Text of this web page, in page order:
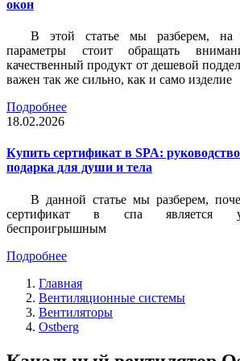
окон
В этой статье мы разберем, на
параметры стоит обращать
качественный продукт от дешевой
важен так же сильно, как и само изделие
Подробнее
18.02.2026
Купить сертификат в SPA:
подарка для души и тела
В данной статье мы разберем,
сертификат в спа является
беспроигрышным
Подробнее
Главная
Вентиляционные системы
Вентиляторы
Ostberg